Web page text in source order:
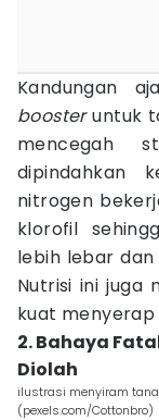
Kandungan
boosteruntuk
mencegah
dipindahkan
nitrogen
klorofil
lebih lebar
Nutrisi ini juga
kuat
2. Bahaya
Diolah
ilustrasi menyiram
(pexels.com/Cottonbro)